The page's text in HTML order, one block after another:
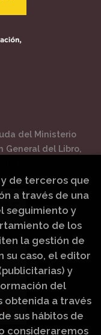
del Ministerio
General del Libro,
de terceros que
a través de una
seguimiento y
de los
la gestión de
su caso, el editor
y
del
obtenida a través
sus hábitos de
consideraremos